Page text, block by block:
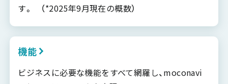
す。 （*2025年9月現在の概数）
機能
ビジネスに必要な機能をすべて網羅し、moconavi